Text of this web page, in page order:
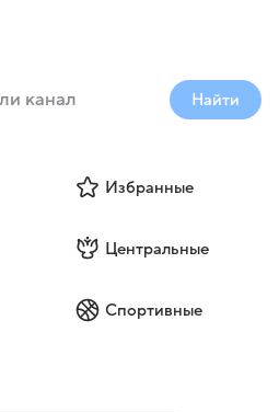
Найти
Избранные
Центральные
Спортивные